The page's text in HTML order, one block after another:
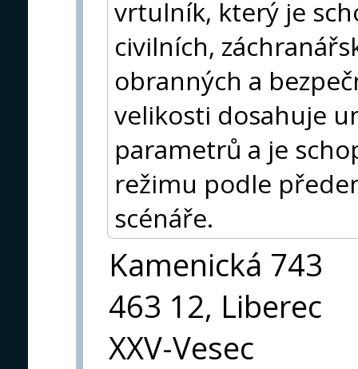
vrtulník, který je
civilních,
obranných a
velikosti dosahuje
parametrů a je
režimu podle
scénáře.
Kamenická 743
463 12, Liberec
XXV-Vesec